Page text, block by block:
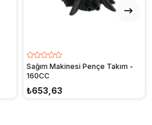
Sağım Makinesi Pençe Takım -
160CC
₺653,63